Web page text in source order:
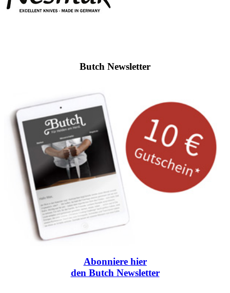
Butch Newsletter
Abonniere hier
den Butch Newsletter